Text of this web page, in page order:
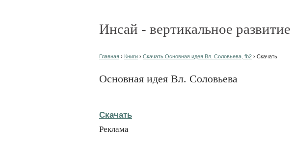
Инсай - вертикальное развитие
Главная › Книги › Скачать Основная идея Вл. Соловьева, fb2 › Скачать
Основная идея Вл. Соловьева
Скачать
Реклама